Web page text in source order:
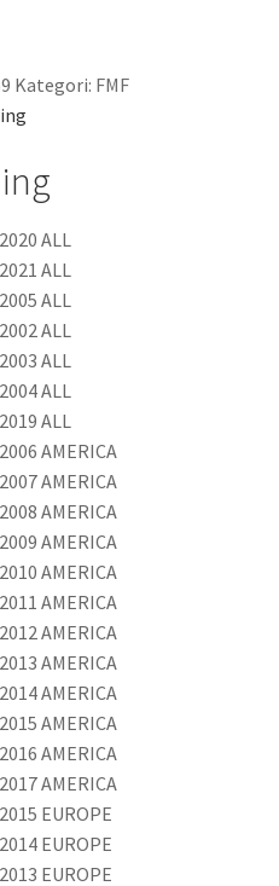
Kategori: FMF
ALL
ALL
ALL
ALL
ALL
ALL
ALL
AMERICA
AMERICA
AMERICA
AMERICA
AMERICA
AMERICA
AMERICA
AMERICA
AMERICA
AMERICA
AMERICA
AMERICA
EUROPE
EUROPE
EUROPE